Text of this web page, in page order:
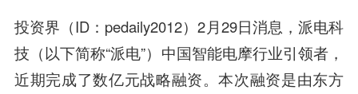
投资界（ID：pedaily2012）2月29日消息，派电科
技（以下简称“派电”）中国智能电摩行业引领者，
近期完成了数亿元战略融资。本次融资是由东方